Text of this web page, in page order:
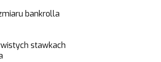
bankrolla
stawkach